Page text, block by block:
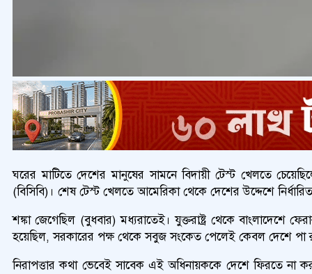
ঘরের মাটিতে দেশের মানুষের সামনে বিদায়ী টেস্ট খেলতে
(বিসিবি)। শেষ টেস্ট খেলতে আমেরিকা থেকে দেশের উদ্দেশে
শঙ্কা জেগেছিল (বুধবার) মধ্যরাতেই। যুক্তরাষ্ট্র থেকে বাংলাদেশে
হয়েছিল, সরকারের পক্ষ থেকে সবুজ সংকেত পেলেই কেবল দেশে পা
নিরাপত্তার কথা ভেবেই সাবেক এই অধিনায়ককে দেশে ফিরতে না